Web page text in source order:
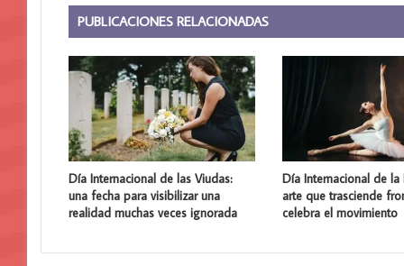
PUBLICACIONES RELACIONADAS
Día Internacional de las Viudas:
una fecha para visibilizar una
realidad muchas veces ignorada
Día Internacional de la
arte que trasciende
celebra el movimiento